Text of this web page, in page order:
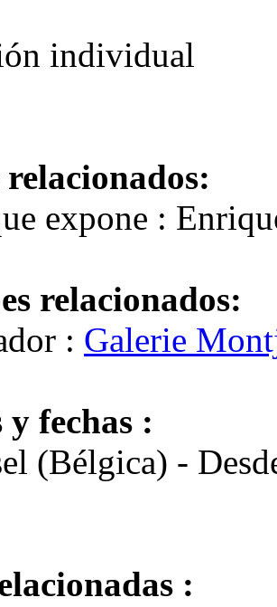
individual
expone :
relacionados:
: Galerie
fechas :
(Bélgica) -
: